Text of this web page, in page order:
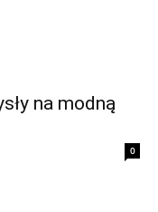
na modną
0